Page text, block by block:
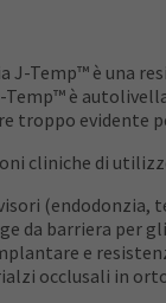
J-Temp™ è una
Temp™ è
troppo evidente
cliniche di
(endodonzia,
da barriera per
e
occlusali in